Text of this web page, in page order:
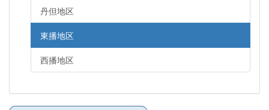
丹但地区
東播地区
西播地区